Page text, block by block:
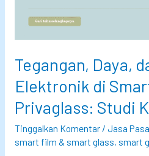
K
a
n
t
o
r
Tegangan, Daya,
Elektronik di
Privaglass: Studi
Tinggalkan Komentar / Jasa
smart film & smart glass, smart